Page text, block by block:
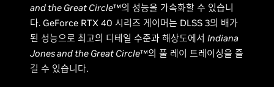
and the Great Circle™의 성능을 가속화할 수 있습니
다. GeForce RTX 40 시리즈 게이머는 DLSS 3의 배가
된 성능으로 최고의 디테일 수준과 해상도에서 Indiana
Jones and the Great Circle™의 풀 레이 트레이싱을 즐
길 수 있습니다.